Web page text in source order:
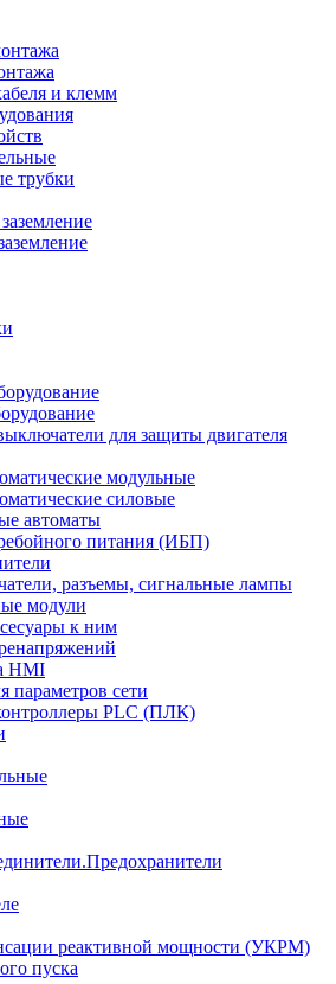
и клемм
трубки
для защиты двигателя
модульные
силовые
автоматы
питания (ИБП)
разъемы, сигнальные лампы
модули
к ним
HMI
параметров сети
PLC (ПЛК)
реактивной мощности (УКРМ)
пуска